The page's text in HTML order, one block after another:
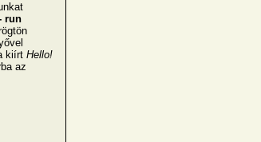
run
kiírt Hello!
az